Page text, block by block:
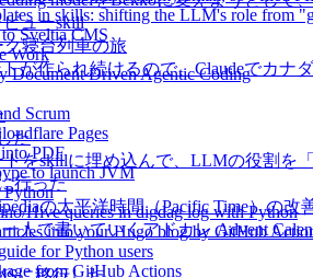
ューskill
寝台列車の旅
が作られ続けるので、Claudeでカナ
た
をskillに埋め込んで、LLMの役割を
行った
の太平洋時間（Pacific Time）の改
人で書いていくアドカレ Advent
in skills: shifting the LLM's role from
Sveltia CMS
Work
Document Driven Agentic Coding
Scrum
Pages
PDF
to launch JVM
Python
Hive queries in digdag log with Python
into your Hugo blog by GitHub
for Python users
from GitHub Actions